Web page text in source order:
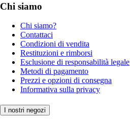
Chi siamo
Chi siamo?
Contattaci
Condizioni di vendita
Restituzioni e rimborsi
Esclusione di responsabilità legale
Metodi di pagamento
Prezzi e opzioni di consegna
Informativa sulla privacy
I nostri negozi